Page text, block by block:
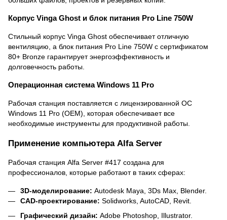
Корпус Vinga Ghost и блок питания Pro Line 750W
Стильный корпус Vinga Ghost обеспечивает отличную
вентиляцию, а блок питания Pro Line 750W с сертификатом
80+ Bronze гарантирует энергоэффективность и
долговечность работы.
Операционная система Windows 11 Pro
Рабочая станция поставляется с лицензированной ОС
Windows 11 Pro (OEM), которая обеспечивает все
необходимые инструменты для продуктивной работы.
Применение компьютера Alfa Server
Рабочая станция Alfa Server #417 создана для
профессионалов, которые работают в таких сферах:
3D-моделирование: Autodesk Maya, 3Ds Max, Blender.
CAD-проектирование: Solidworks, AutoCAD, Revit.
Графический дизайн: Adobe Photoshop, Illustrator.